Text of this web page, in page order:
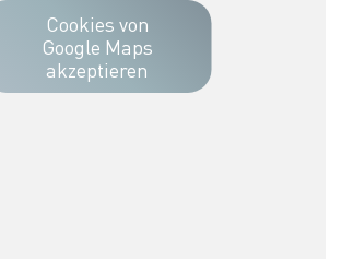
Cookies von
Google Maps
akzeptieren